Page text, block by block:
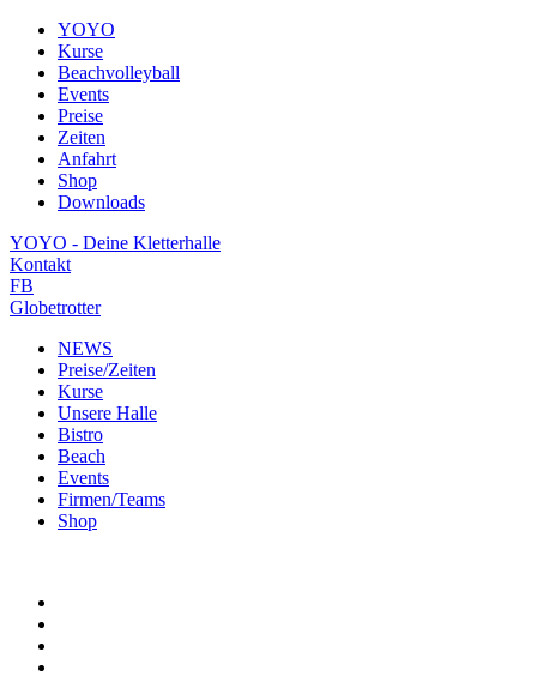
YOYO
Kurse
Beachvolleyball
Events
Preise
Zeiten
Anfahrt
Shop
Downloads
YOYO - Deine Kletterhalle
Kontakt
FB
Globetrotter
NEWS
Preise/Zeiten
Kurse
Unsere Halle
Bistro
Beach
Events
Firmen/Teams
Shop